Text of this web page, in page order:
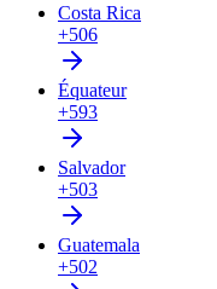
Costa Rica
+506
Équateur
+593
Salvador
+503
Guatemala
+502